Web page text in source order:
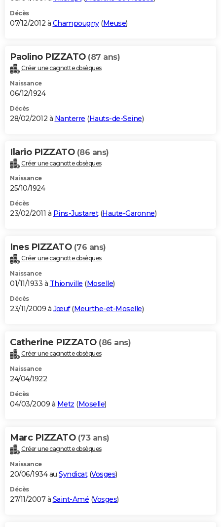
Décès
07/12/2012 à Champougny(Meuse)
Paolino PIZZATO (87 ans)
Créer une cagnotte obsèques
Naissance
06/12/1924
Décès
28/02/2012 à Nanterre (Hauts-de-Seine)
Ilario PIZZATO (86 ans)
Créer une cagnotte obsèques
Naissance
25/10/1924
Décès
23/02/2011 à Pins-Justaret(Haute-Garonne)
Ines PIZZATO (76 ans)
Créer une cagnotte obsèques
Naissance
01/11/1933 à Thionville (Moselle)
Décès
23/11/2009 à Jœuf(Meurthe-et-Moselle)
Catherine PIZZATO (86 ans)
Créer une cagnotte obsèques
Naissance
24/04/1922
Décès
04/03/2009 à Metz (Moselle)
Marc PIZZATO (73 ans)
Créer une cagnotte obsèques
Naissance
20/06/1934 au Syndicat(Vosges)
Décès
27/11/2007 à Saint-Amé (Vosges)